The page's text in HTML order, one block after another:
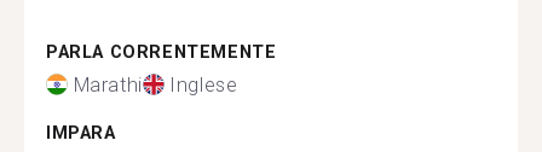
PARLA CORRENTEMENTE
Marathi Inglese
IMPARA